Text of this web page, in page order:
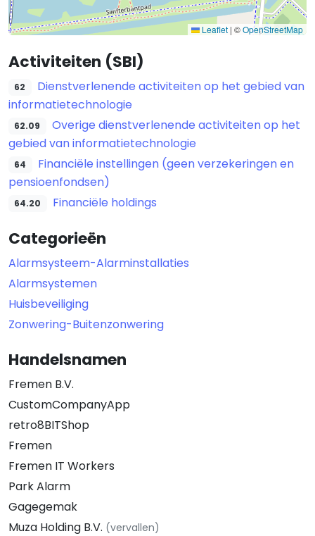
Leaflet | ©OpenStreetMap
Activiteiten (SBI)
62
Dienstverlenende activiteiten op het gebied van
informatietechnologie
62.09
Overige dienstverlenende activiteiten op het
gebied van informatietechnologie
64
Financiële instellingen (geen verzekeringen en
pensioenfondsen)
64.20 Financiële holdings
Categorieën
Alarmsysteem-Alarminstallaties
Alarmsystemen
Huisbeveiliging
Zonwering-Buitenzonwering
Handelsnamen
Fremen B.V.
CustomCompanyApp
retro8BITShop
Fremen
Fremen IT Workers
Park Alarm
Gagegemak
Muza Holding B.V. (vervallen)